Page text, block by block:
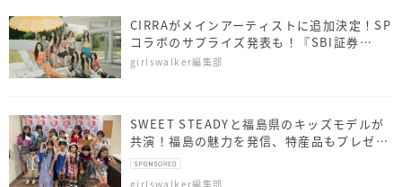
CIRRAがメインアーティストに追加決定！SP
コラボのサプライズ発表も！『SBI証券
presents TGC 北九州 2026』
girlswalker編集部
SWEET STEADYと福島県のキッズモデルが
共演！福島の魅力を発信、特産品もプレゼン
ト
girlswalker編集部